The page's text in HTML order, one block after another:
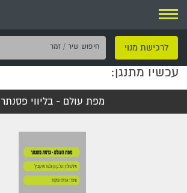
ניווט
לרכישת מנוי
עכשיו מתנגן:
מפת עולם - בליווי פסנתר